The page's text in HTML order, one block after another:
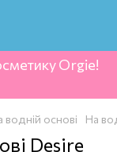
Orgie!
водній основі На
Desire